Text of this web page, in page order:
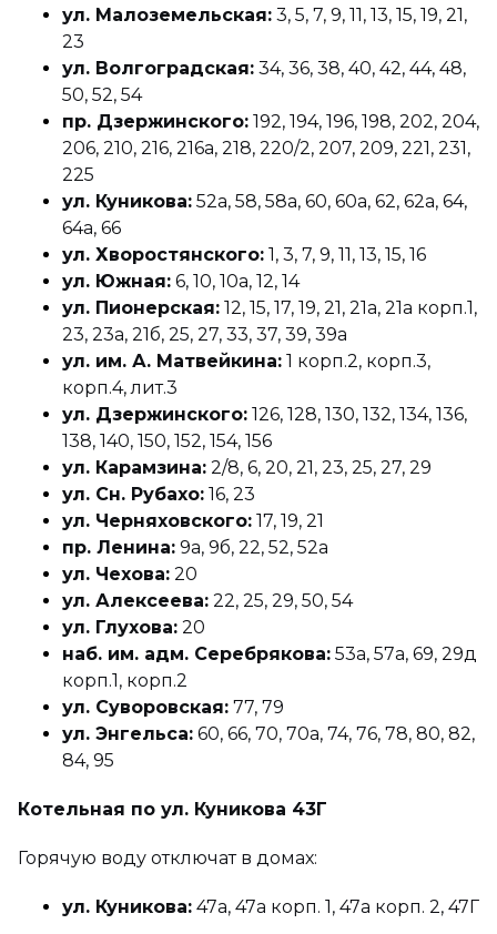
ул. Малоземельская: 3, 5, 7, 9, 11, 13, 15, 19, 21,
23
ул. Волгоградская: 34, 36, 38, 40, 42, 44, 48,
50, 52, 54
пр. Дзержинского: 192, 194, 196, 198, 202, 204,
206, 210, 216, 216а, 218, 220/2, 207, 209, 221, 231,
225
ул. Куникова: 52а, 58, 58а, 60, 60а, 62, 62а, 64,
64а, 66
ул. Хворостянского: 1, 3, 7, 9, 11, 13, 15, 16
ул. Южная: 6, 10, 10а, 12, 14
ул. Пионерская: 12, 15, 17, 19, 21, 21а, 21а корп.1,
23, 23а, 21б, 25, 27, 33, 37, 39, 39а
ул. им. А. Матвейкина: 1 корп.2, корп.3,
корп.4, лит.3
ул. Дзержинского: 126, 128, 130, 132, 134, 136,
138, 140, 150, 152, 154, 156
ул. Карамзина: 2/8, 6, 20, 21, 23, 25, 27, 29
ул. Сн. Рубахо: 16, 23
ул. Черняховского: 17, 19, 21
пр. Ленина: 9а, 9б, 22, 52, 52а
ул. Чехова: 20
ул. Алексеева: 22, 25, 29, 50, 54
ул. Глухова: 20
наб. им. адм. Серебрякова: 53а, 57а, 69, 29д
корп.1, корп.2
ул. Суворовская: 77, 79
ул. Энгельса: 60, 66, 70, 70а, 74, 76, 78, 80, 82,
84, 95
Котельная по ул. Куникова 43Г
Горячую воду отключат в домах:
ул. Куникова: 47а, 47а корп. 1, 47а корп. 2, 47Г